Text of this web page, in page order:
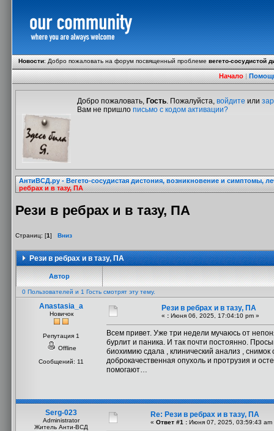
Новости:Добро пожаловать на форум посвященный проблемевегето-сосудистой
Начало|
Добро пожаловать, Гость. Пожалуйста, войдите или
Вам не пришло письмо с кодом активации?
АнтиВСД.ру - Вегето-сосудистая дистония, возникновение и симптомы,
ребрах и в тазу, ПА
Рези в ребрах и в тазу, ПА
Страниц: [1] Вниз
Рези в ребрах и в тазу, ПА
Автор
0 Пользователей и 1 Гость смотрят эту тему.
Anastasia_a
Новичок
Репутация 1
Offline
Сообщений: 11
Рези в ребрах и в тазу, ПА
« : Июня 06, 2025, 17:04:10 pm »
Всем привет. Уже три недели мучаюсь от
бурлит и паника. И так почти постоянно.
биохимию сдала , клинический анализ ,
доброкачественная опухоль и протрузия и
помогают…
Serg-023
Administrator
Житель Анти-ВСД
Re: Рези в ребрах и в тазу, ПА
« Ответ #1 : Июня 07, 2025, 03:59:43 am